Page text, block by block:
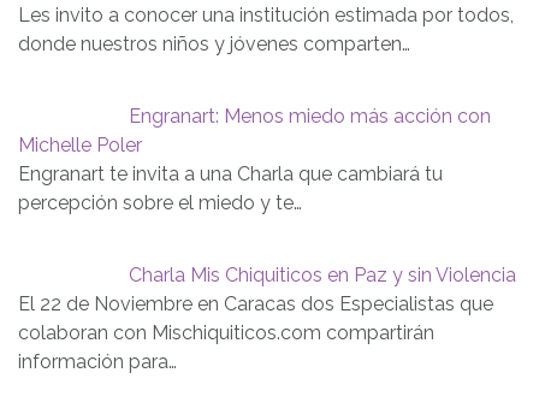
Les invito a conocer una institución estimada por todos,
donde nuestros niños y jóvenes comparten…
Engranart: Menos miedo más acción con
Michelle Poler
Engranart te invita a una Charla que cambiará tu
percepción sobre el miedo y te…
Charla Mis Chiquiticos en Paz y sin Violencia
El 22 de Noviembre en Caracas dos Especialistas que
colaboran con Mischiquiticos.com compartirán
información para…